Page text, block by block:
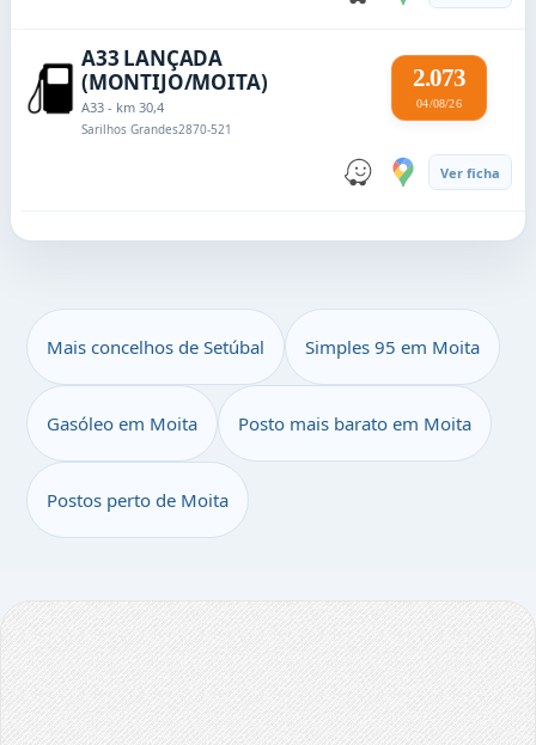
A33 LANÇADA
(MONTIJO/MOITA)
A33 - km 30,4
Sarilhos Grandes2870-521
2.073
04/08/26
Ver ficha
Mais concelhos de Setúbal Simples 95 em Moita
Gasóleo em Moita Posto mais barato em Moita
Postos perto de Moita